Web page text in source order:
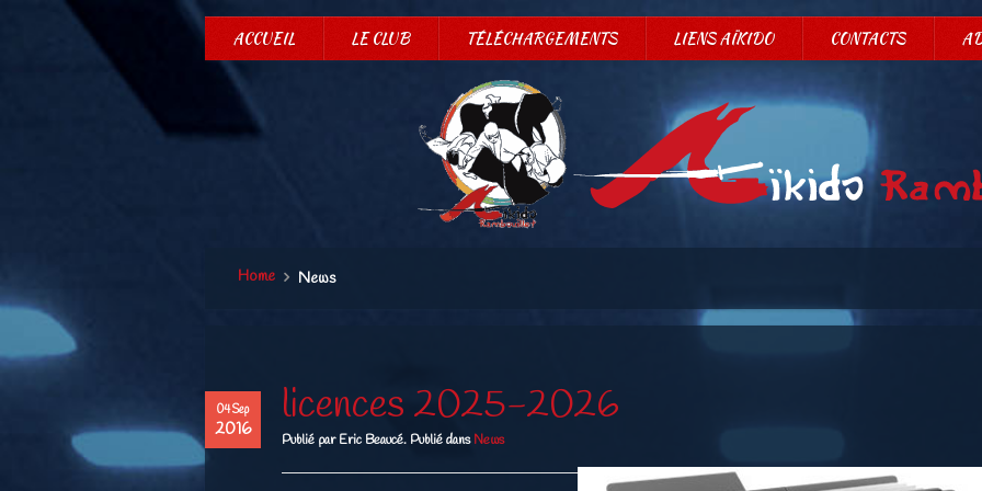
ACCUEIL LE CLUB TÉLÉCHARGEMENTS LIENS AÏKIDO CONTACTS
Home News
04 Sep
2016 licences 2025-2026
Publié par Eric Beaucé. Publié dansNews